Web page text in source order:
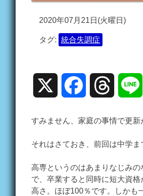
2020年07月21日(火曜日)
タグ: 統合失調症
Facebook Threads
すみません、家庭の事情で更
それはさておき、前回は中学
高専というのはあまりなじみ
で、卒業すると同時に短大資
高さ。ほぼ100％です。しかも